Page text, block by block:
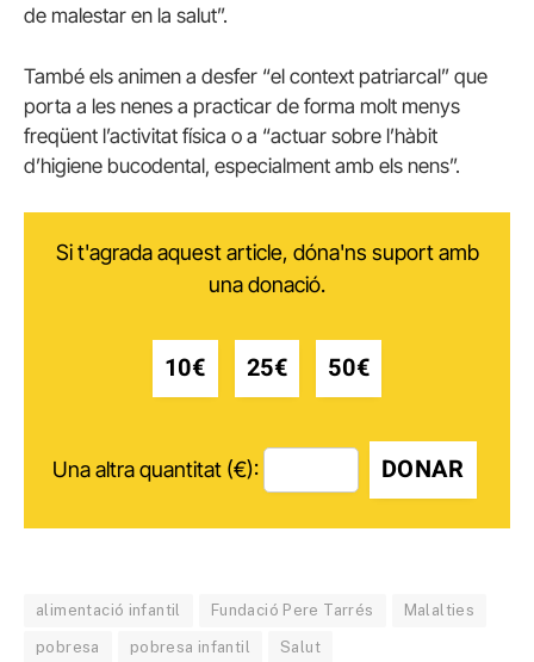
de malestar en la salut”.
També els animen a desfer “el context patriarcal” que
porta a les nenes a practicar de forma molt menys
freqüent l’activitat física o a “actuar sobre l’hàbit
d’higiene bucodental, especialment amb els nens”.
Si t'agrada aquest article, dóna'ns suport amb
una donació.
10€ 25€ 50€
Una altra quantitat (€): DONAR
alimentació infantil Fundació Pere Tarrés Malalties
pobresa pobresa infantil Salut